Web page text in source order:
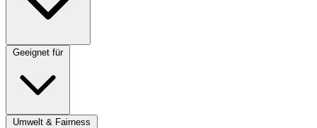
Geeignet für
Umwelt & Fairness